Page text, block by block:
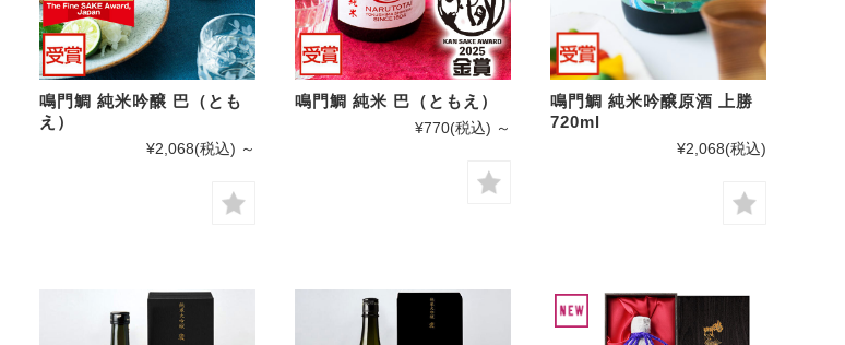
鳴門鯛 純米吟醸 巴（とも
え）
¥2,068(税込) ～
鳴門鯛 純米 巴（ともえ）
¥770(税込) ～
鳴門鯛 純米吟醸原酒 上勝
720ml
¥2,068(税込)